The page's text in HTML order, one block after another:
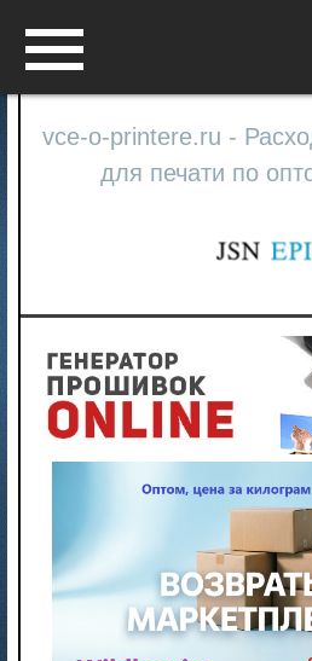
vce-o-printere.ru -
для печати по